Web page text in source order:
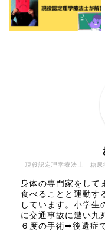
現役認定理学療法士 糖尿
身体の専門家をして
食べることと運動す
しています。小学生
に交通事故に遭い
６度の手術➡後遺症